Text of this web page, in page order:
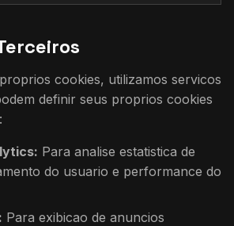
cookies, utilizamos servicos
definir seus proprios cookies
Para analise estatistica de
do usuario e performance do
Para exibicao de anuncios